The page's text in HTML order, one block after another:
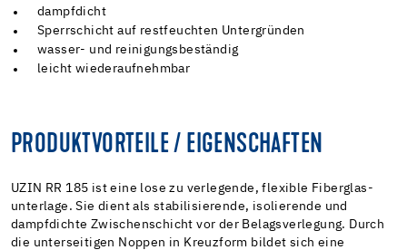
dampfdicht
Sperrschicht auf restfeuchten Untergründen
wasser- und reinigungsbeständig
leicht wiederaufnehmbar
PRODUKTVORTEILE / EIGENSCHAFTEN
UZIN RR 185 ist eine lose zu verlegende, flexible Fiberglas-
unterlage. Sie dient als stabilisierende, isolierende und
dampfdichte Zwischenschicht vor der Belagsverlegung. Durch
die unterseitigen Noppen in Kreuzform bildet sich eine